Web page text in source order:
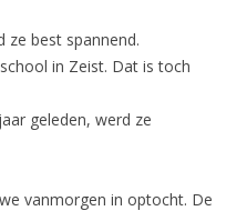
ze best spannend.
in Zeist. Dat is toch
geleden, werd ze
vanmorgen in optocht. De